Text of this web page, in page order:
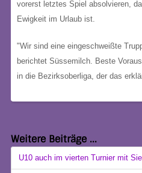
vorerst letztes Spiel absolvieren,
Ewigkeit im Urlaub ist.
"Wir sind eine eingeschweißte
berichtet Süssemilch. Beste
in die Bezirksoberliga, der das
Weitere Beiträge ...
U10 auch im vierten Turnier mit